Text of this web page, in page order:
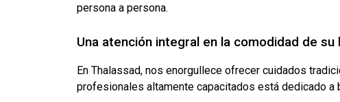
persona a persona.
Una atención integral en la comodidad de su
En Thalassad, nos enorgullece ofrecer cuidados
profesionales altamente capacitados está dedicado a